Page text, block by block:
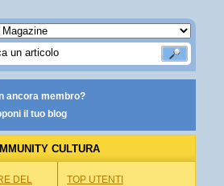
ancora membro?
il tuo blog
CULTURA
DEL
TOP UTENTI